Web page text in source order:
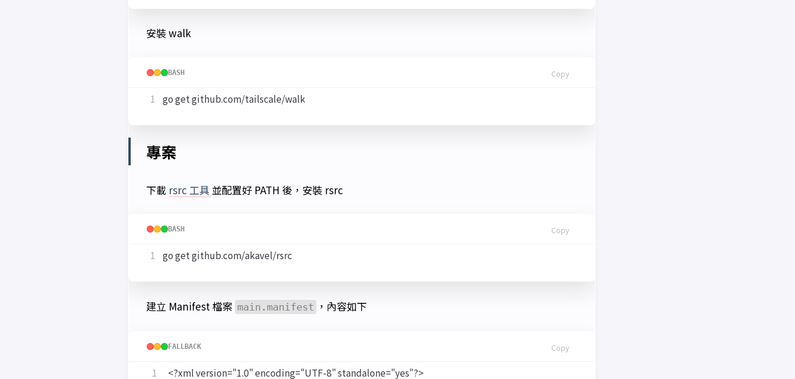
安裝 walk
BASH Copy
專案
下載 rsrc 工具 並配置好 PATH 後，安裝 rsrc
BASH Copy
建立 Manifest 檔案 main.manifest ，內容如下
FALLBACK Copy
<?xml version="1.0" encoding="UTF-8" standalone="yes"?>